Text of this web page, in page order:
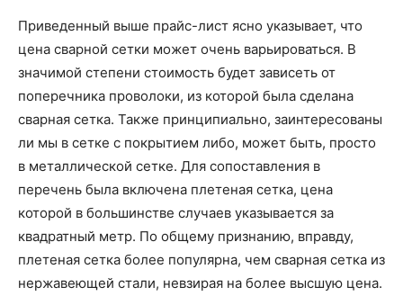
Приведенный выше прайс-лист ясно указывает, что
цена сварной сетки может очень варьироваться. В
значимой степени стоимость будет зависеть от
поперечника проволоки, из которой была сделана ​​
сварная сетка. Также принципиально, заинтересованы
ли мы в сетке с покрытием либо, может быть, просто
в металлической сетке. Для сопоставления в
перечень была включена плетеная сетка, цена
которой в большинстве случаев указывается за
квадратный метр. По общему признанию, вправду,
плетеная сетка более популярна, чем сварная сетка из
нержавеющей стали, невзирая на более высшую цена.